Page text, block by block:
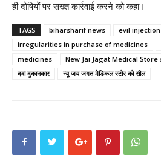
ही दोषियों पर सख्त कार्रवाई करने को कहा।
TAGS biharsharif news
evil injection
irregularities in purchase of medicines
medicines
New Jai Jagat Medical Store
दवा दुकानकार
न्यू जय जगत मेडिकल स्टोर को सील